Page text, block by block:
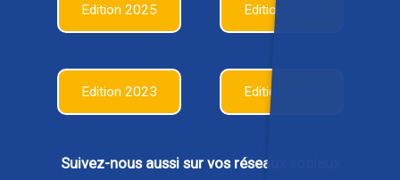
Edition 2025 Edition 2024
Edition 2023 Edition 2022
Suivez-nous aussi sur vos réseaux sociaux